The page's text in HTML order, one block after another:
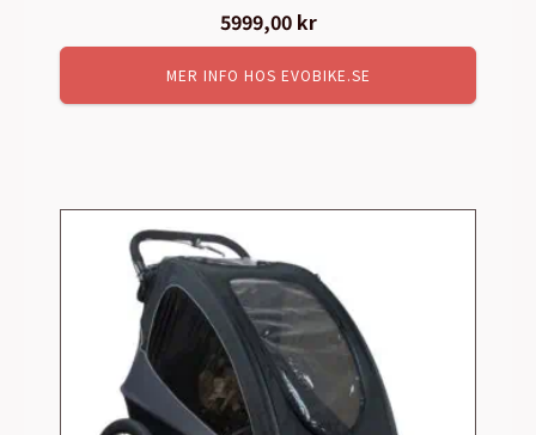
5999,00 kr
MER INFO HOS EVOBIKE.SE